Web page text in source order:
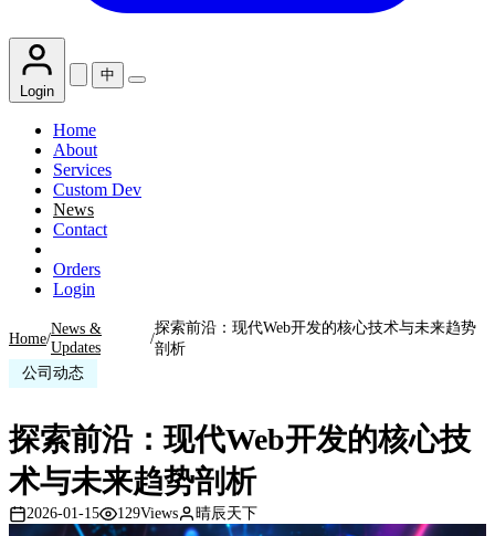
Login
中
Home
About
Services
Custom Dev
News
Contact
Orders
Login
Home/
News &
Updates
/
探索前沿：现代Web开发的核心技术与未来趋势
剖析
公司动态
探索前沿：现代Web开发的核心技
术与未来趋势剖析
2026-01-15 129Views 晴辰天下